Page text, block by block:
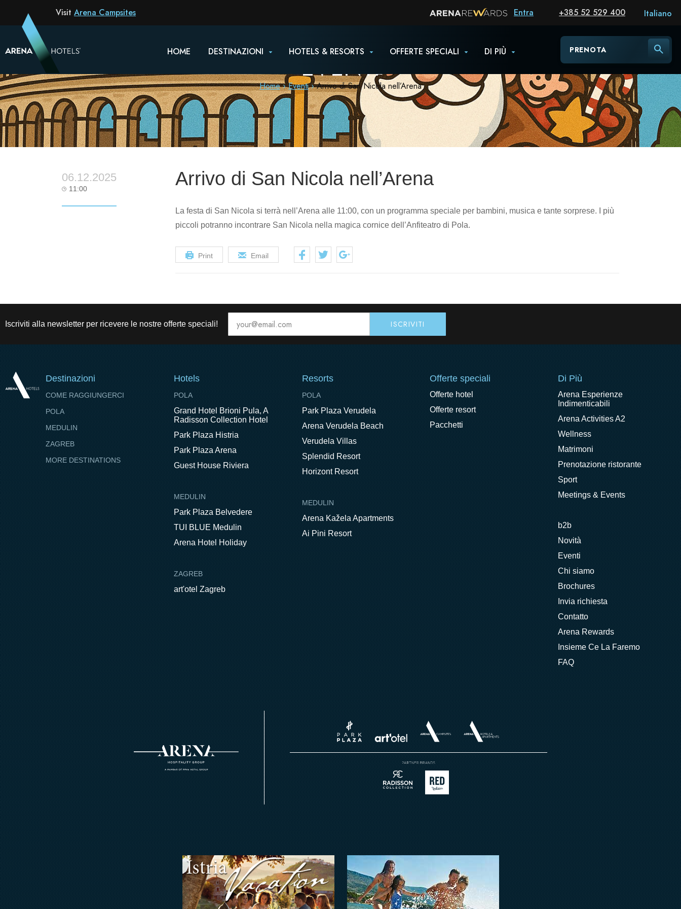
Visit Arena Campsites Entra +385 52 529 400
HOME DESTINAZIONI HOTELS & RESORTS OFFERTE SPECIALI DI PIÙ PRENOTA
Italiano
EVENTI
Home Eventi Arrivo di San Nicola nell’Arena
06.12.2025
11:00 Arrivo di San Nicola nell’Arena
La festa di San Nicola si terrà nell’Arena alle 11:00, con un programma speciale per bambini, musica e tante sorprese. I più
piccoli potranno incontrare San Nicola nella magica cornice dell’Anfiteatro di Pola.
Print Email
Iscriviti alla newsletter per ricevere le nostre offerte speciali!
Destinazioni
COME RAGGIUNGERCI
POLA
MEDULIN
ZAGREB
MORE DESTINATIONS
Hotels
POLA
Grand Hotel Brioni Pula, A
Radisson Collection Hotel
Park Plaza Histria
Park Plaza Arena
Guest House Riviera
MEDULIN
Park Plaza Belvedere
TUI BLUE Medulin
Arena Hotel Holiday
ZAGREB
art'otel Zagreb
Resorts
POLA
Park Plaza Verudela
Arena Verudela Beach
Verudela Villas
Splendid Resort
Horizont Resort
MEDULIN
Arena Kažela Apartments
Ai Pini Resort
Offerte speciali
Offerte hotel
Offerte resort
Pacchetti
Di Più
Arena Esperienze
Indimenticabili
Arena Activities A2
Wellness
Matrimoni
Prenotazione ristorante
Sport
Meetings & Events
b2b
Novità
Eventi
Chi siamo
Brochures
Invia richiesta
Contatto
Arena Rewards
Insieme Ce La Faremo
FAQ